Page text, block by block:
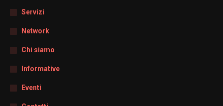
Servizi
Network
Chi siamo
Informative
Eventi